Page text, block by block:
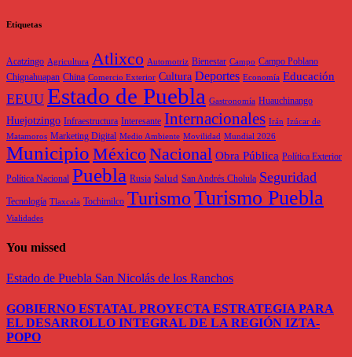
Etiquetas
Acatzingo Agricultura Atlixco Automotriz Bienestar Campo Campo Poblano
Chignahuapan China Comercio Exterior Cultura Deportes Economía Educación
EEUU Estado de Puebla Gastronomía Huauchinango
Huejotzingo Infraestructura Interesante Internacionales Irán Izúcar de
Matamoros Marketing Digital Medio Ambiente Movilidad Mundial 2026
Municipio MéxicoNacional Obra Pública Política Exterior
Política Nacional Puebla Rusia Salud San Andrés Cholula Seguridad
Tecnología Tlaxcala Tochimilco TurismoTurismo Puebla
Vialidades
You missed
Estado de Puebla San Nicolás de los Ranchos
GOBIERNO ESTATAL PROYECTA ESTRATEGIA PARA
EL DESARROLLO INTEGRAL DE LA REGIÓN IZTA-
POPO